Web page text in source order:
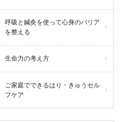
呼吸と鍼灸を使って心身のバリア
を整える
生命力の考え方
ご家庭でできるはり・きゅうセル
フケア